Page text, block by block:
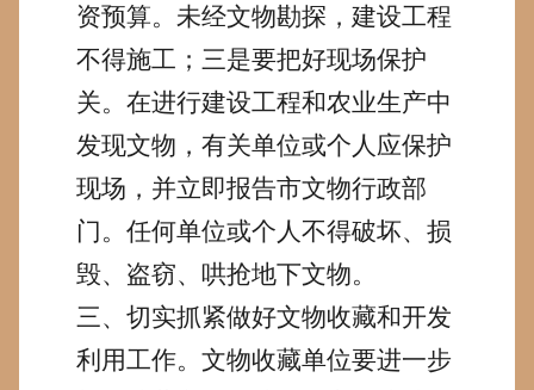
资预算。未经文物勘探，建设工程
不得施工；三是要把好现场保护
关。在进行建设工程和农业生产中
发现文物，有关单位或个人应保护
现场，并立即报告市文物行政部
门。任何单位或个人不得破坏、损
毁、盗窃、哄抢地下文物。
三、切实抓紧做好文物收藏和开发
利用工作。 文物收藏单位要进一步